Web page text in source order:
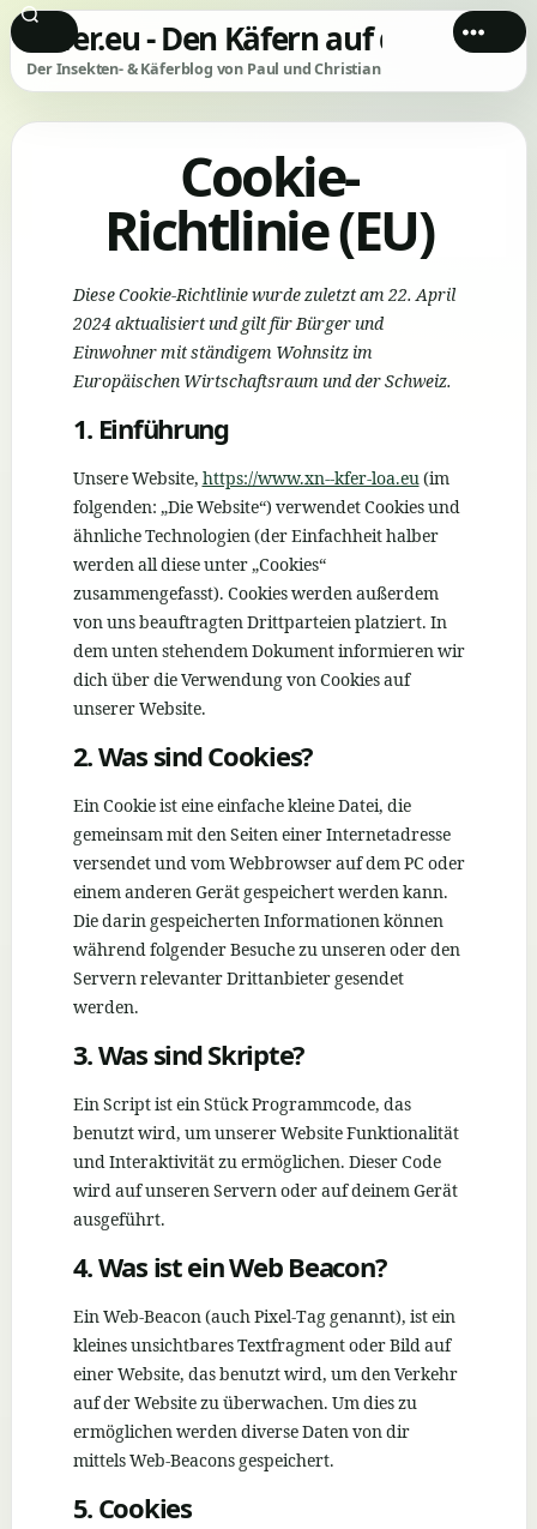
Käfer.eu - Den Käfern auf der Spur!
Der Insekten- & Käferblog von Paul und Christian
Cookie-
Richtlinie (EU)
Diese Cookie-Richtlinie wurde zuletzt am 22. April
2024 aktualisiert und gilt für Bürger und
Einwohner mit ständigem Wohnsitz im
Europäischen Wirtschaftsraum und der Schweiz.
1. Einführung
Unsere Website, https://www.xn--kfer-loa.eu(im
folgenden: „Die Website“) verwendet Cookies und
ähnliche Technologien (der Einfachheit halber
werden all diese unter „Cookies“
zusammengefasst). Cookies werden außerdem
von uns beauftragten Drittparteien platziert. In
dem unten stehendem Dokument informieren wir
dich über die Verwendung von Cookies auf
unserer Website.
2. Was sind Cookies?
Ein Cookie ist eine einfache kleine Datei, die
gemeinsam mit den Seiten einer Internetadresse
versendet und vom Webbrowser auf dem PC oder
einem anderen Gerät gespeichert werden kann.
Die darin gespeicherten Informationen können
während folgender Besuche zu unseren oder den
Servern relevanter Drittanbieter gesendet
werden.
3. Was sind Skripte?
Ein Script ist ein Stück Programmcode, das
benutzt wird, um unserer Website Funktionalität
und Interaktivität zu ermöglichen. Dieser Code
wird auf unseren Servern oder auf deinem Gerät
ausgeführt.
4. Was ist ein Web Beacon?
Ein Web-Beacon (auch Pixel-Tag genannt), ist ein
kleines unsichtbares Textfragment oder Bild auf
einer Website, das benutzt wird, um den Verkehr
auf der Website zu überwachen. Um dies zu
ermöglichen werden diverse Daten von dir
mittels Web-Beacons gespeichert.
5. Cookies